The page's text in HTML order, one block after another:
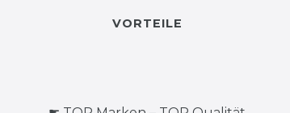
VORTEILE